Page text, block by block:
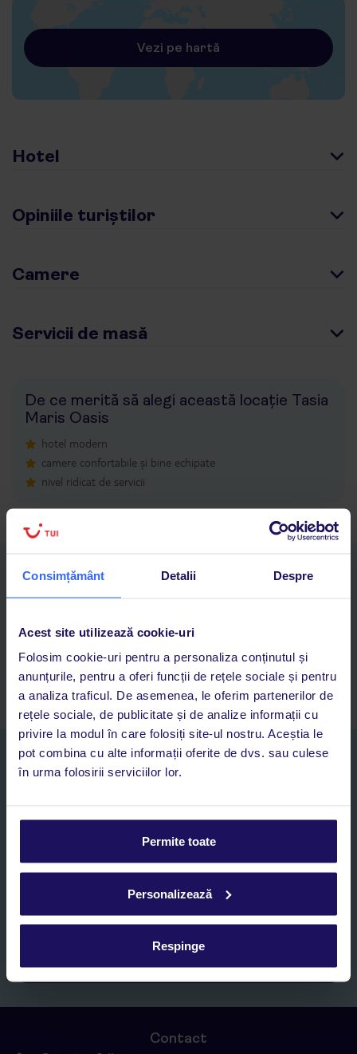
Consimțământ Detalii Despre
Acest site utilizează cookie-uri
Folosim cookie-uri pentru a personaliza conținutul și
anunțurile, pentru a oferi funcții de rețele sociale și pentru
a analiza traficul. De asemenea, le oferim partenerilor de
rețele sociale, de publicitate și de analize informații cu
privire la modul în care folosiți site-ul nostru. Aceștia le
pot combina cu alte informații oferite de dvs. sau culese
în urma folosirii serviciilor lor.
Permite toate
Personalizează
Respinge
Vezi pe hartă
Hotel
Opiniile turiștilor
Camere
Servicii de masă
De ce merită să alegi această locație Tasia
Maris Oasis
hotel modern
camere confortabile și bine echipate
nivel ridicat de servicii
Descarcă acum aplicația TUI
Acces la rezervările curente pentru vacanțe și hoteluri, într-o
Asistență 24/7 prin chat, pe toată durata vacanței
Abonați-vă la newsletter
NUME SI PRENUME*
Romania SRL în scopuri de marketing, în cadrul și în scopul
personal”, prin mijloace electronice de comunicare (e-mail),
inclusiv utilizarea așa-numitelor sisteme de apelare automată.
Înscrieți-vă
Contact